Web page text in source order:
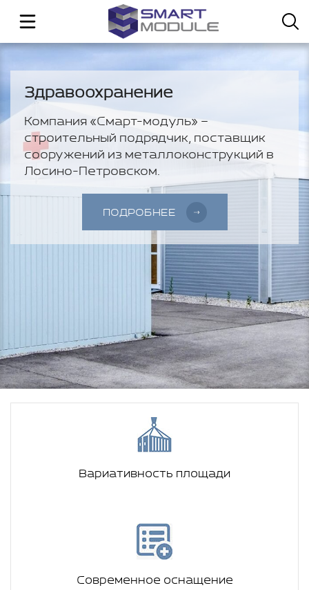
Здравоохранение
Компания «Смарт-модуль» –
строительный подрядчик, поставщик
сооружений из металлоконструкций в
Лосино-Петровском.
ПОДРОБНЕЕ
Вариативность площади
Современное оснащение